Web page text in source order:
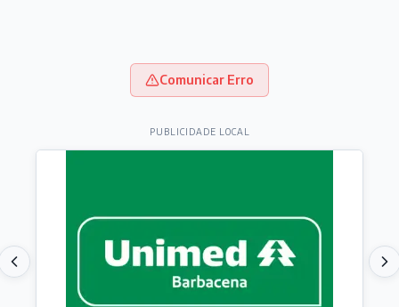
Comunicar Erro
PUBLICIDADE LOCAL